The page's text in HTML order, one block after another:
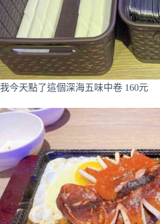
我今天點了這個深海五味中卷 160元